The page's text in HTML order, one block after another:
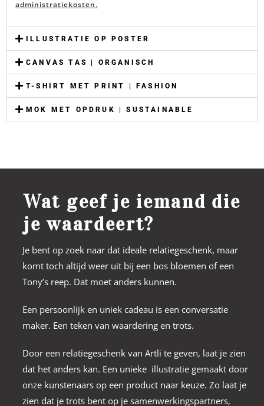
administratiekosten.
ILLUSTRATIE OP POSTER
CANVAS TAS | ORGANISCH
T-SHIRT MET PRINT | FASHION
MOK MET OPDRUK | SUSTAINABLE
Wat geef je iemand die
je waardeert?
Je bent op zoek naar dat ideale relatiegeschenk, maar
komt toch altijd weer uit bij een bos bloemen of een
Tony’s reep. Dat moet anders kunnen.
Een persoonlijk en uniek cadeau is een conversatie
maker. Een teken van waardering en trots.
Door een relatiegeschenk van Artli te geven, laat je zien
dat het anders kan. Een unieke illustratie gemaakt door
onze kunstenaars op een product naar keuze. Zo laat je
zien dat je trots bent op je samenwerkingspartners,